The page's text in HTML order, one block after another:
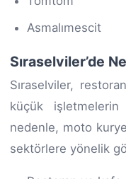
Asmalımescit
Sıraselviler’de
Sıraselviler,
küçük
nedenle, moto
sektörlere yönelik